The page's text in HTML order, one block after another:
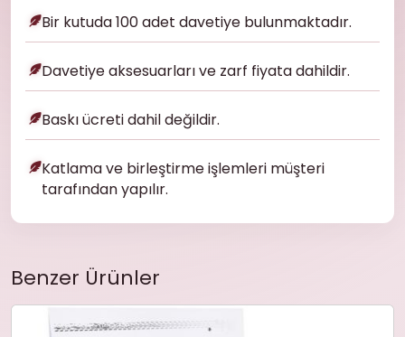
Bir kutuda 100 adet davetiye bulunmaktadır.
Davetiye aksesuarları ve zarf fiyata dahildir.
Baskı ücreti dahil değildir.
Katlama ve birleştirme işlemleri müşteri
tarafından yapılır.
Benzer Ürünler